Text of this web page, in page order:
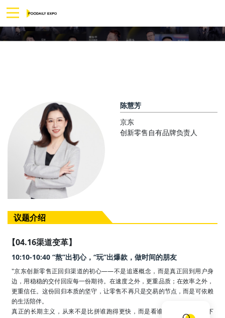
陈慧芳
京东
创新零售自有品牌负责人
议题介绍
【04.16渠道变革】
10:10-10:40 “熬”出初心，“玩”出爆款，做时间的朋友
"京东创新零售正回归渠道的初心——不是追逐概念，而是真正回到用户身
边，用稳稳的交付回应每一份期待。在速度之外，更重品质；在效率之外，
更重信任。这份回归本质的坚守，让零售不再只是交易的节点，而是可依赖
的生活陪伴。
真正的长期主义，从来不是比拼谁跑得更快，而是看谁愿意在时间里沉下